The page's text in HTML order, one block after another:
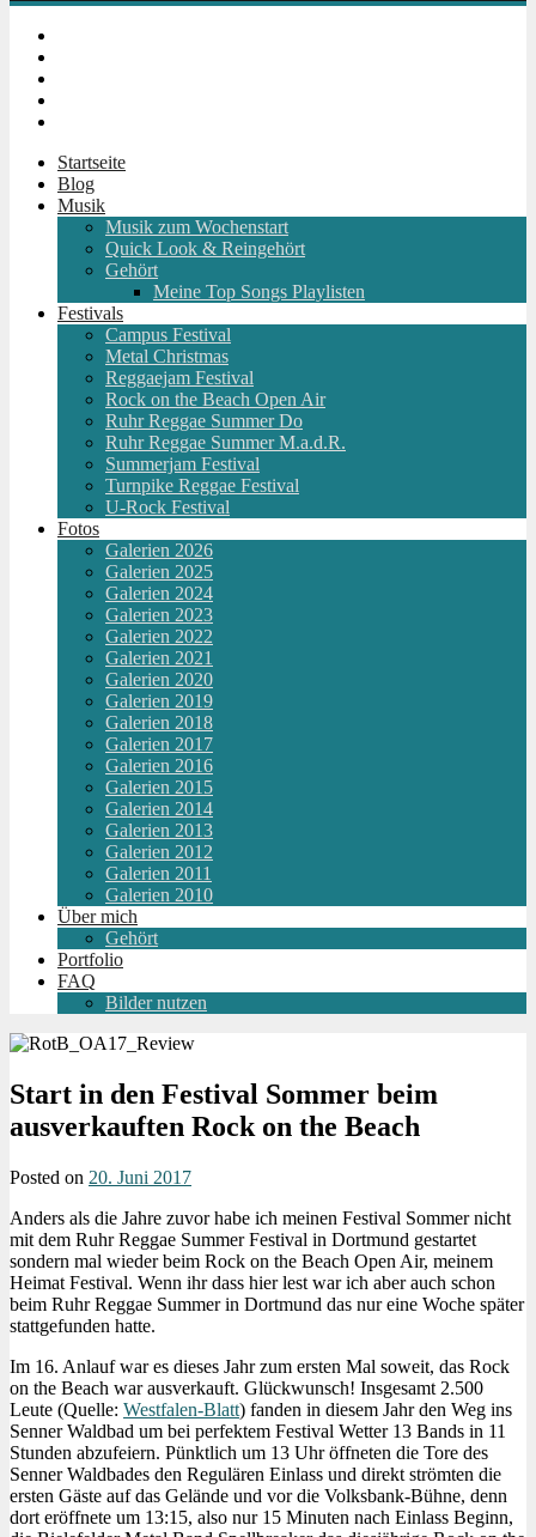
Startseite
Blog
Musik
Musik zum Wochenstart
Quick Look & Reingehört
Gehört
Meine Top Songs Playlisten
Festivals
Campus Festival
Metal Christmas
Reggaejam Festival
Rock on the Beach Open Air
Ruhr Reggae Summer Do
Ruhr Reggae Summer M.a.d.R.
Summerjam Festival
Turnpike Reggae Festival
U-Rock Festival
Fotos
Galerien 2026
Galerien 2025
Galerien 2024
Galerien 2023
Galerien 2022
Galerien 2021
Galerien 2020
Galerien 2019
Galerien 2018
Galerien 2017
Galerien 2016
Galerien 2015
Galerien 2014
Galerien 2013
Galerien 2012
Galerien 2011
Galerien 2010
Über mich
Gehört
Portfolio
FAQ
Bilder nutzen
Start in den Festival Sommer beim
ausverkauften Rock on the Beach
Posted on 20. Juni 2017
Anders als die Jahre zuvor habe ich meinen Festival Sommer nicht
mit dem Ruhr Reggae Summer Festival in Dortmund gestartet
sondern mal wieder beim Rock on the Beach Open Air, meinem
Heimat Festival. Wenn ihr dass hier lest war ich aber auch schon
beim Ruhr Reggae Summer in Dortmund das nur eine Woche später
stattgefunden hatte.
Im 16. Anlauf war es dieses Jahr zum ersten Mal soweit, das Rock
on the Beach war ausverkauft. Glückwunsch! Insgesamt 2.500
Leute (Quelle: Westfalen-Blatt) fanden in diesem Jahr den Weg ins
Senner Waldbad um bei perfektem Festival Wetter 13 Bands in 11
Stunden abzufeiern. Pünktlich um 13 Uhr öffneten die Tore des
Senner Waldbades den Regulären Einlass und direkt strömten die
ersten Gäste auf das Gelände und vor die Volksbank-Bühne, denn
dort eröffnete um 13:15, also nur 15 Minuten nach Einlass Beginn,